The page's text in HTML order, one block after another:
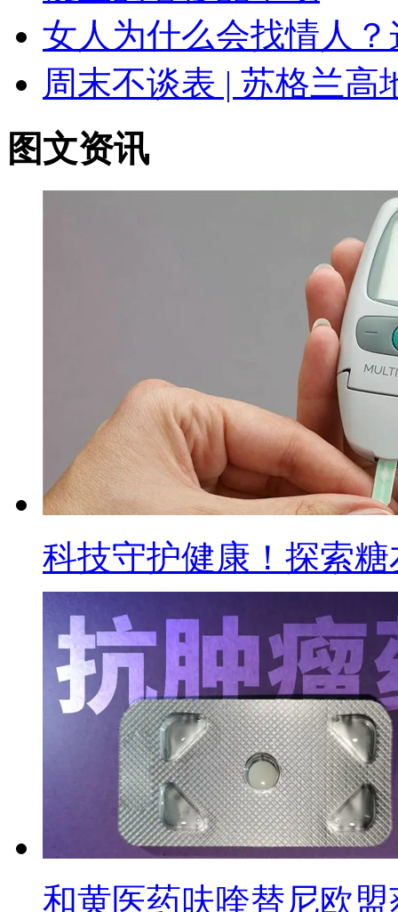
女人为什么会找情人
周末不谈表 | 苏格兰
图文资讯
科技守护健康！探索
和黄医药呋喹替尼欧